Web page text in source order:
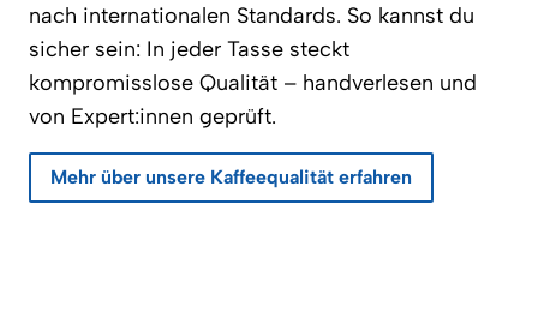
nach internationalen Standards. So kannst du
sicher sein: In jeder Tasse steckt
kompromisslose Qualität – handverlesen und
von Expert:innen geprüft.
Mehr über unsere Kaffeequalität erfahren